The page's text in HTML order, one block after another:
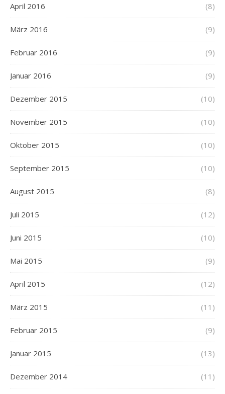
April 2016 (8)
März 2016 (9)
Februar 2016 (9)
Januar 2016 (9)
Dezember 2015 (10)
November 2015 (10)
Oktober 2015 (10)
September 2015 (10)
August 2015 (8)
Juli 2015 (12)
Juni 2015 (10)
Mai 2015 (9)
April 2015 (12)
März 2015 (11)
Februar 2015 (9)
Januar 2015 (13)
Dezember 2014 (11)